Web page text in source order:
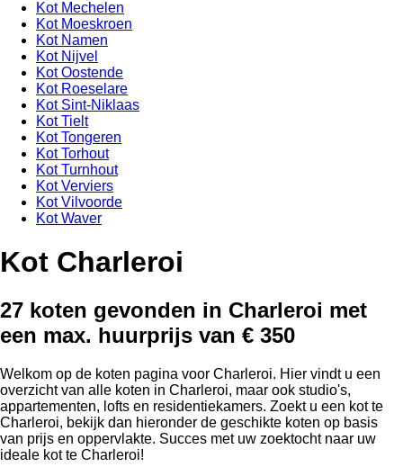
Kot Mechelen
Kot Moeskroen
Kot Namen
Kot Nijvel
Kot Oostende
Kot Roeselare
Kot Sint-Niklaas
Kot Tielt
Kot Tongeren
Kot Torhout
Kot Turnhout
Kot Verviers
Kot Vilvoorde
Kot Waver
Kot Charleroi
27 koten gevonden in Charleroi met
een max. huurprijs van € 350
Welkom op de koten pagina voor Charleroi. Hier vindt u een
overzicht van alle koten in Charleroi, maar ook studio's,
appartementen, lofts en residentiekamers. Zoekt u een kot te
Charleroi, bekijk dan hieronder de geschikte koten op basis
van prijs en oppervlakte. Succes met uw zoektocht naar uw
ideale kot te Charleroi!